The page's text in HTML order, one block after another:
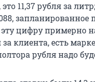
11,37 рубля за
цифру примерно
клиента, есть
рубля надо